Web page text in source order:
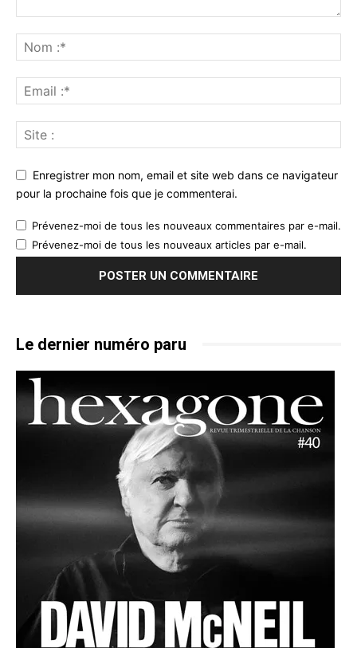
Enregistrer mon nom, email et site web dans ce navigateur
pour la prochaine fois que je commenterai.
Prévenez-moi de tous les nouveaux commentaires par e-mail.
Prévenez-moi de tous les nouveaux articles par e-mail.
Le dernier numéro paru